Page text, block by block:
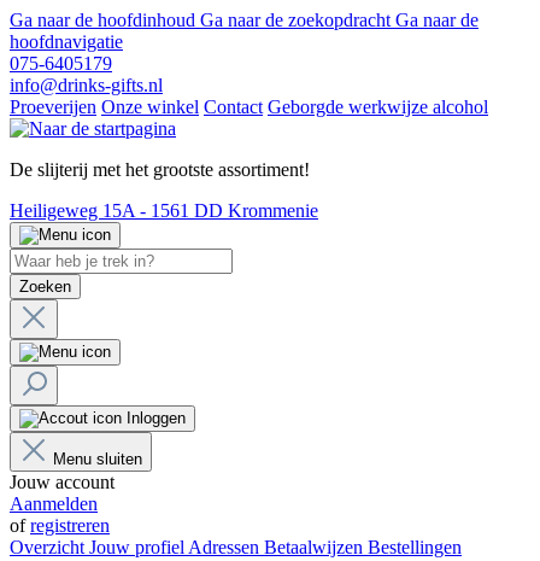
Ga naar de hoofdinhoud Ga naar de zoekopdracht Ga naar de
hoofdnavigatie
075-6405179
info@drinks-gifts.nl
Proeverijen Onze winkel Contact Geborgde werkwijze alcohol
De slijterij met het grootste assortiment!
Heiligeweg 15A - 1561 DD Krommenie
Zoeken
Inloggen
Menu sluiten
Jouw account
Aanmelden
ofregistreren
Overzicht Jouw profiel Adressen Betaalwijzen Bestellingen